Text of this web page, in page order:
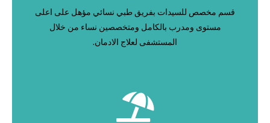
قسم مخصص للسيدات بفريق طبي نسائي مؤهل على اعلى
مستوى ومدرب بالكامل ومتخصصين نساء من خلال
المستشفى لعلاج الادمان.